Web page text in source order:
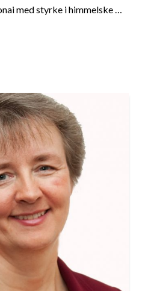
med styrke i himmelske …